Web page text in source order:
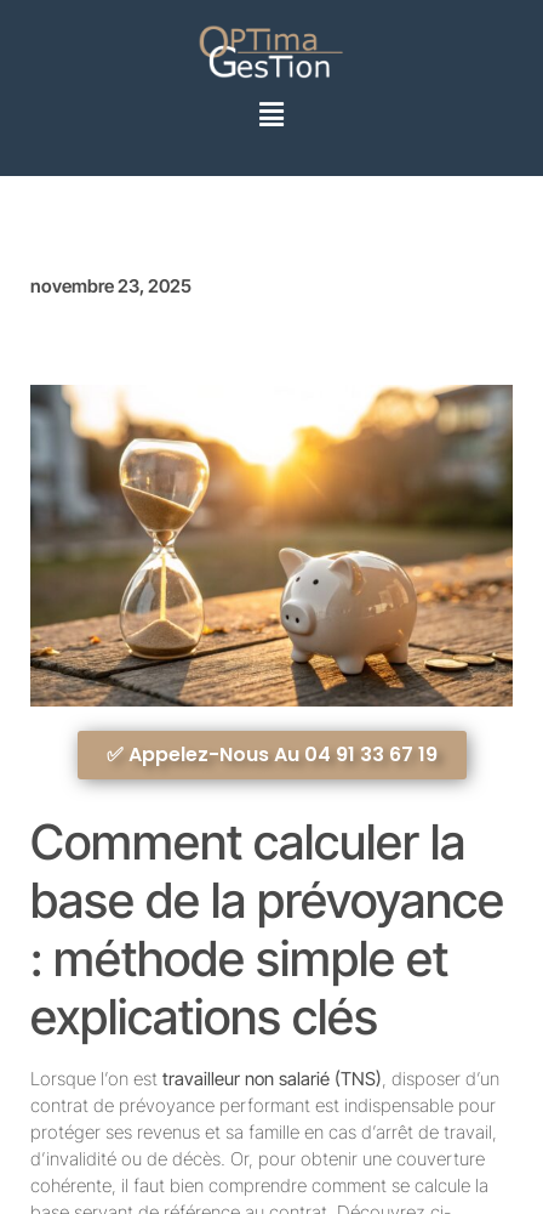
novembre 23, 2025
✅ Appelez-Nous Au 04 91 33 67 19
Comment calculer la
base de la prévoyance
: méthode simple et
explications clés
Lorsque l’on est travailleur non salarié (TNS), disposer d’un
contrat de prévoyance performant est indispensable pour
protéger ses revenus et sa famille en cas d’arrêt de travail,
d’invalidité ou de décès. Or, pour obtenir une couverture
cohérente, il faut bien comprendre comment se calcule la